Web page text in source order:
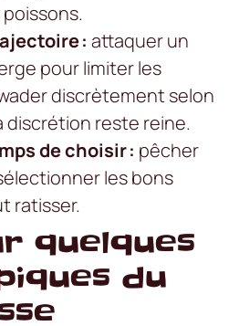
: attaquer un
pour limiter les
discrètement selon
discrétion reste reine.
de choisir : pêcher
les bons
ratisser.
quelques
du